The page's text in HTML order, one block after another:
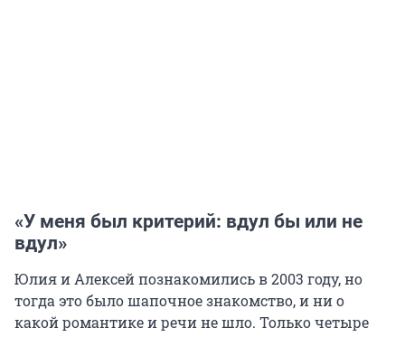
«У меня был критерий: вдул бы или не
вдул»
Юлия и Алексей познакомились в 2003 году, но
тогда это было шапочное знакомство, и ни о
какой романтике и речи не шло. Только четыре